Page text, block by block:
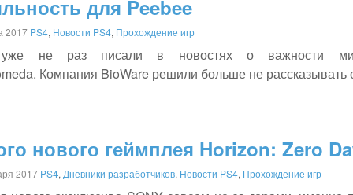
для Peebee
2017 PS4, Новости PS4, Прохождение игр
не раз писали в новостях о важности
Компания BioWare решили больше не рассказывать
нового геймплея Horizon: Zero
2017 PS4, Дневники разработчиков, Новости PS4, Прохождение игр